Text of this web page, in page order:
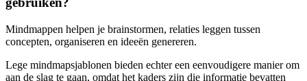
Mindmappen helpen je brainstormen, relaties leggen tussen
concepten, organiseren en ideeën genereren.
Lege mindmapsjablonen bieden echter een eenvoudigere manier om
aan de slag te gaan, omdat het kaders zijn die informatie bevatten